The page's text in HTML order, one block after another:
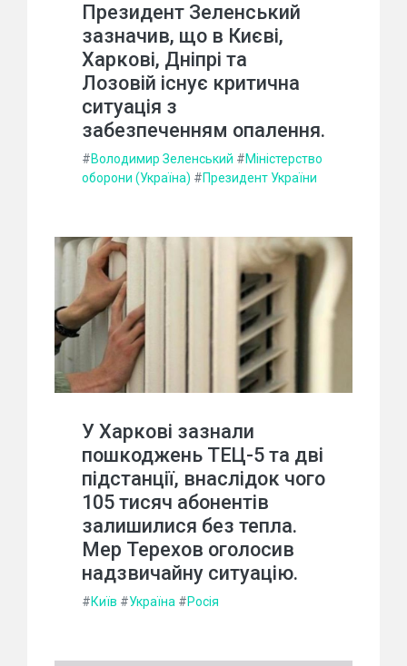
Президент Зеленський
зазначив, що в Києві,
Харкові, Дніпрі та
Лозовій існує критична
ситуація з
забезпеченням опалення.
#Володимир Зеленський #Міністерство
оборони (Україна) #Президент України
У Харкові зазнали
пошкоджень ТЕЦ-5 та дві
підстанції, внаслідок чого
105 тисяч абонентів
залишилися без тепла.
Мер Терехов оголосив
надзвичайну ситуацію.
#Київ #Україна #Росія